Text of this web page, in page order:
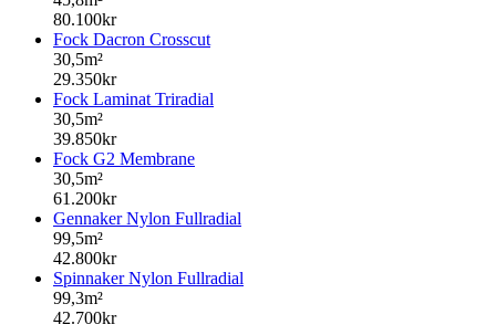
80.100kr
Fock Dacron Crosscut
30,5m²
29.350kr
Fock Laminat Triradial
30,5m²
39.850kr
Fock G2 Membrane
30,5m²
61.200kr
Gennaker Nylon Fullradial
99,5m²
42.800kr
Spinnaker Nylon Fullradial
99,3m²
42.700kr